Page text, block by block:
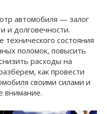
автомобиля — залог
и долговечности.
состояния
поломок, повысить
расходы на
как провести
своими силами и
внимание.